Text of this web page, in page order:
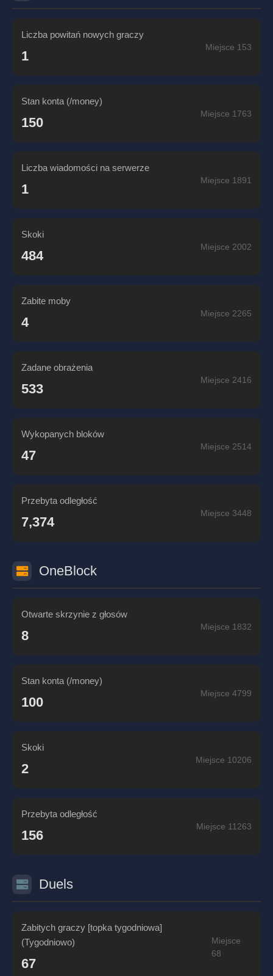
Liczba powitań nowych graczy
1
Miejsce 153
Stan konta (/money)
150
Miejsce 1763
Liczba wiadomości na serwerze
1
Miejsce 1891
Skoki
484
Miejsce 2002
Zabite moby
4
Miejsce 2265
Zadane obrażenia
533
Miejsce 2416
Wykopanych bloków
47
Miejsce 2514
Przebyta odległość
7,374
Miejsce 3448
OneBlock
Otwarte skrzynie z głosów
8
Miejsce 1832
Stan konta (/money)
100
Miejsce 4799
Skoki
2
Miejsce 10206
Przebyta odległość
156
Miejsce 11263
Duels
Zabitych graczy [topka tygodniowa]
(Tygodniowo)
67
Miejsce
68